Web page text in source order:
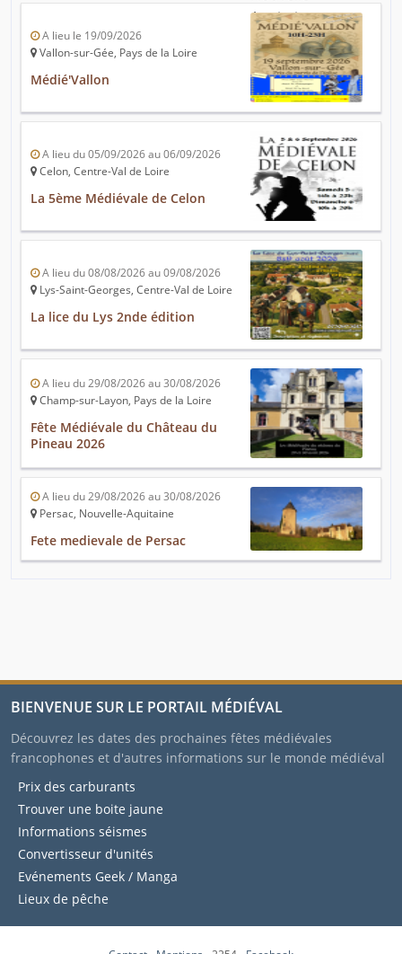
A lieu le 19/09/2026
Vallon-sur-Gée, Pays de la Loire
Médié'Vallon
A lieu du 05/09/2026 au 06/09/2026
Celon, Centre-Val de Loire
La 5ème Médiévale de Celon
A lieu du 08/08/2026 au 09/08/2026
Lys-Saint-Georges, Centre-Val de Loire
La lice du Lys 2nde édition
A lieu du 29/08/2026 au 30/08/2026
Champ-sur-Layon, Pays de la Loire
Fête Médiévale du Château du
Pineau 2026
A lieu du 29/08/2026 au 30/08/2026
Persac, Nouvelle-Aquitaine
Fete medievale de Persac
BIENVENUE SUR LE PORTAIL MÉDIÉVAL
Découvrez les dates des prochaines fêtes médiévales
francophones et d'autres informations sur le monde médiéval
Prix des carburants
Trouver une boite jaune
Informations séismes
Convertisseur d'unités
Evénements Geek / Manga
Lieux de pêche